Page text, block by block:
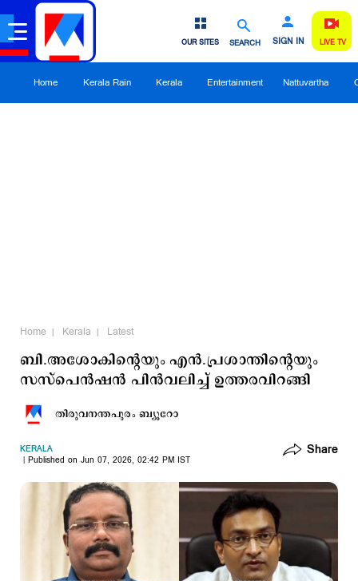
SEARCH SIGN IN
OUR SITES LIVE TV
Home Kerala Rain Kerala Entertainment Nattuvartha
Home Kerala Latest
ബി.അശോകിന്‍റെയും എന്‍.പ്രശാന്തിന്‍റെയും
സസ്പെന്‍ഷന്‍ പിന്‍വലിച്ച് ഉത്തരവിറങ്ങി
തിരുവനന്തപുരം ബ്യൂറോ
KERALA
Published on Jun 07, 2026, 02:42 PM IST
Share